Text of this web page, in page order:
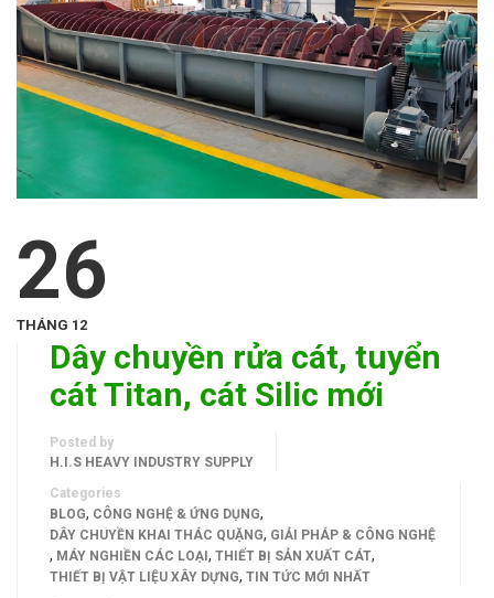
26
THÁNG 12
Dây chuyền rửa cát, tuyển
cát Titan, cát Silic mới
Posted by
H.I.S HEAVY INDUSTRY SUPPLY
Categories
BLOG, CÔNG NGHỆ & ỨNG DỤNG,
DÂY CHUYỀN KHAI THÁC QUẶNG, GIẢI PHÁP & CÔNG NGHỆ
, MÁY NGHIỀN CÁC LOẠI , THIẾT BỊ SẢN XUẤT CÁT,
THIẾT BỊ VẬT LIỆU XÂY DỰNG, TIN TỨC MỚI NHẤT